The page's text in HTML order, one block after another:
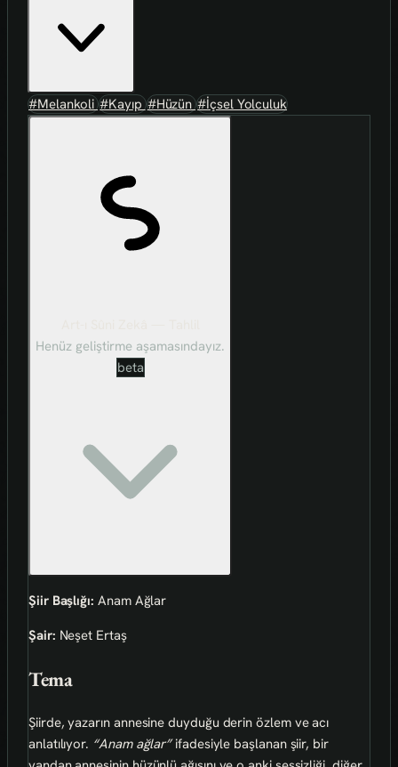
#Melankoli#Kayıp#Hüzün#İçsel Yolculuk
Henüz geliştirme aşamasındayız.
beta
Şiir Başlığı: Anam Ağlar
Şair: Neşet Ertaş
Tema
Şiirde, yazarın annesine duyduğu derin özlem ve acı
anlatılıyor. “Anam ağlar”ifadesiyle başlanan şiir, bir